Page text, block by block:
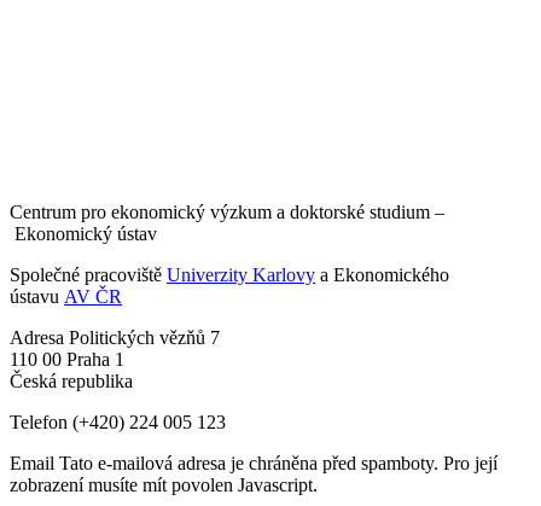
Centrum pro ekonomický výzkum a doktorské studium –
Ekonomický ústav
Společné pracoviště Univerzity Karlovy a Ekonomického
ústavu AV ČR
Adresa Politických vězňů 7
110 00 Praha 1
Česká republika
Telefon (+420) 224 005 123
Email Tato e-mailová adresa je chráněna před spamboty. Pro její
zobrazení musíte mít povolen Javascript.